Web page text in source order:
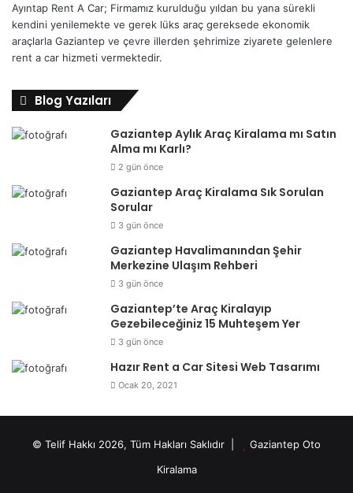
Ayıntap Rent A Car; Firmamız kurulduğu yıldan bu yana sürekli
kendini yenilemekte ve gerek lüks araç gereksede ekonomik
araçlarla Gaziantep ve çevre illerden şehrimize ziyarete gelenlere
rent a car hizmeti vermektedir.
Blog Yazıları
Gaziantep Aylık Araç Kiralama mı Satın
Alma mı Karlı?
2 gün önce
Gaziantep Araç Kiralama Sık Sorulan
Sorular
3 gün önce
Gaziantep Havalimanından Şehir
Merkezine Ulaşım Rehberi
3 gün önce
Gaziantep’te Araç Kiralayıp
Gezebileceğiniz 15 Muhteşem Yer
3 gün önce
Hazır Rent a Car Sitesi Web Tasarımı
Ocak 20, 2021
© Telif Hakkı 2026, Tüm Hakları Saklıdır |
Gaziantep Oto
Kiralama